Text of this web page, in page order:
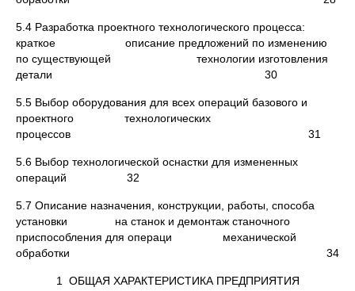
5.4 Разработка проектного технологического процесса:
краткое описание предложений по изменению
по существующей технологии изготовления
детали 30
5.5 Выбор оборудования для всех операций базового и
проектного технологических
процессов 31
5.6 Выбор технологической оснастки для измененных
операций 32
5.7 Описание назначения, конструкции, работы, способа
установки на станок и демонтаж станочного
приспособления для операци механической
обработки 34
1 ОБЩАЯ ХАРАКТЕРИСТИКА ПРЕДПРИЯТИЯ